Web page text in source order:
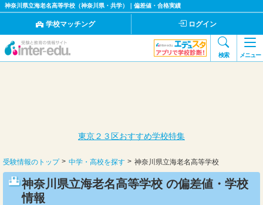
神奈川県立海老名高等学校（神奈川県・共学）｜偏差値・合格実績
学校マッチング ログイン
検索 メニュー
東京２３区おすすめ学校特集
受験情報のトップ 中学・高校を探す 神奈川県立海老名高等学校
神奈川県立海老名高等学校 の偏差値・学校
情報